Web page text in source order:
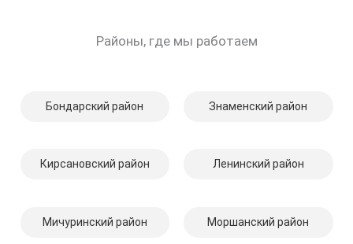
Районы, где мы работаем
Бондарский район Знаменский район
Кирсановский район Ленинский район
Мичуринский район Моршанский район